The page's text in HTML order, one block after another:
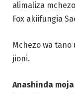
alimaliza
Fox akiifungia
Mchezo wa
jioni.
Anashinda